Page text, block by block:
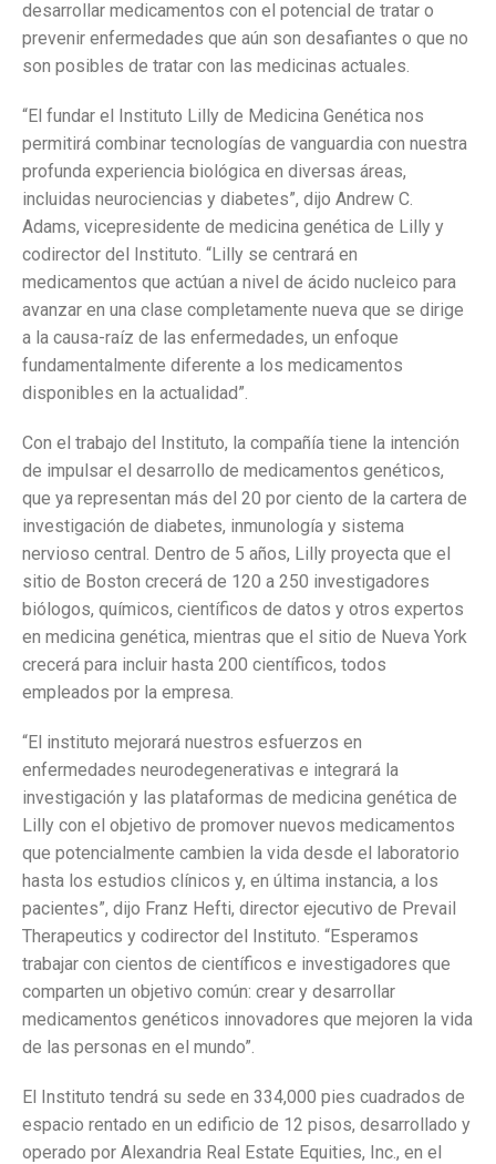
desarrollar medicamentos con el potencial de tratar o
prevenir enfermedades que aún son desafiantes o que no
son posibles de tratar con las medicinas actuales.
“El fundar el Instituto Lilly de Medicina Genética nos
permitirá combinar tecnologías de vanguardia con nuestra
profunda experiencia biológica en diversas áreas,
incluidas neurociencias y diabetes”, dijo Andrew C.
Adams, vicepresidente de medicina genética de Lilly y
codirector del Instituto. “Lilly se centrará en
medicamentos que actúan a nivel de ácido nucleico para
avanzar en una clase completamente nueva que se dirige
a la causa-raíz de las enfermedades, un enfoque
fundamentalmente diferente a los medicamentos
disponibles en la actualidad”.
Con el trabajo del Instituto, la compañía tiene la intención
de impulsar el desarrollo de medicamentos genéticos,
que ya representan más del 20 por ciento de la cartera de
investigación de diabetes, inmunología y sistema
nervioso central. Dentro de 5 años, Lilly proyecta que el
sitio de Boston crecerá de 120 a 250 investigadores
biólogos, químicos, científicos de datos y otros expertos
en medicina genética, mientras que el sitio de Nueva York
crecerá para incluir hasta 200 científicos, todos
empleados por la empresa.
“El instituto mejorará nuestros esfuerzos en
enfermedades neurodegenerativas e integrará la
investigación y las plataformas de medicina genética de
Lilly con el objetivo de promover nuevos medicamentos
que potencialmente cambien la vida desde el laboratorio
hasta los estudios clínicos y, en última instancia, a los
pacientes”, dijo Franz Hefti, director ejecutivo de Prevail
Therapeutics y codirector del Instituto. “Esperamos
trabajar con cientos de científicos e investigadores que
comparten un objetivo común: crear y desarrollar
medicamentos genéticos innovadores que mejoren la vida
de las personas en el mundo”.
El Instituto tendrá su sede en 334,000 pies cuadrados de
espacio rentado en un edificio de 12 pisos, desarrollado y
operado por Alexandria Real Estate Equities, Inc., en el